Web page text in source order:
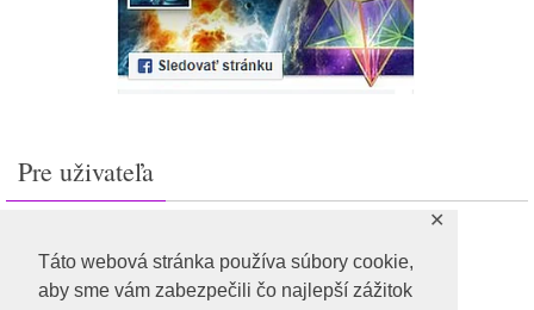
Táto webová stránka používa súbory cookie,
aby sme vám zabezpečili čo najlepší zážitok
✕
Pre uživateľa
Feed záznamov
RSS feed komentárov
WordPress.org